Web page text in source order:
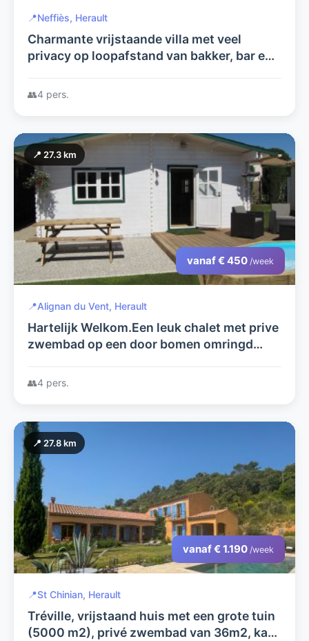
📍Neffiès, Herault
Charmante vrijstaande villa met veel
privacy op loopafstand van bakker, bar en
👥4 pers.
📍 27.3 km
vanaf € 450 /week
📍Alignan du Vent, Herault
Hartelijk Welkom.Een leuk chalet met prive
zwembad op een door bomen omringd
privacy geschikt voor naturisme
👥4 pers.
📍 27.8 km
vanaf € 1.190 /week
📍St Chinian, Herault
Tréville, vrijstaand huis met een grote tuin
(5000 m2), privé zwembad van 36m2, kan